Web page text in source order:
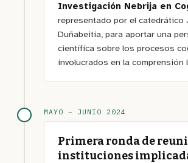
Investigación Nebrija en
representado por el catedrático
Duñabeitia, para aportar una
científica sobre los procesos
involucrados en la comprensión
MAYO – JUNIO 2024
Primera ronda de
instituciones